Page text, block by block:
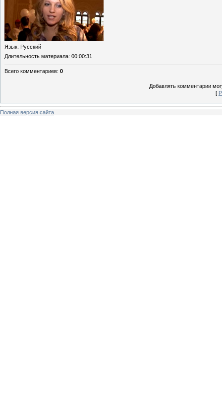
Язык: Русский
Длительность материала: 00:00:31
Всего комментариев: 0
Добавлять комментарии
[
Полная версия сайта